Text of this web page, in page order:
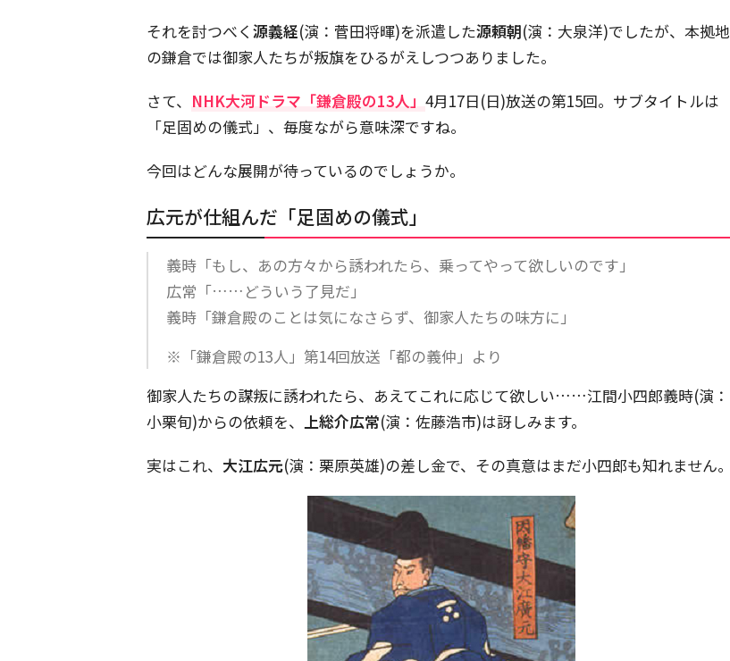
それを討つべく 源義経(演：菅田将暉)を派遣した源頼朝(演：大泉洋)でしたが、本拠地
の鎌倉では御家人たちが叛旗をひるがえしつつありました。
さて、 NHK大河ドラマ「鎌倉殿の13人」 4月17日(日)放送の第15回。サブタイトルは
「足固めの儀式」、毎度ながら意味深ですね。
今回はどんな展開が待っているのでしょうか。
広元が仕組んだ「足固めの儀式」
義時「もし、あの方々から誘われたら、乗ってやって欲しいのです」
広常「……どういう了見だ」
義時「鎌倉殿のことは気になさらず、御家人たちの味方に」
※「鎌倉殿の13人」第14回放送「都の義仲」より
御家人たちの謀叛に誘われたら、あえてこれに応じて欲しい……江間小四郎義時(演：
小栗旬)からの依頼を、 上総介広常(演：佐藤浩市)は訝しみます。
実はこれ、 大江広元(演：栗原英雄)の差し金で、その真意はまだ小四郎も知れません。